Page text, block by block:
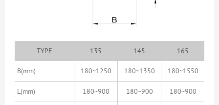
TYPE 135 145 165
B(mm) 180~1250 180~1350 180~1550
L (mm) 180~900 180~900 180~900